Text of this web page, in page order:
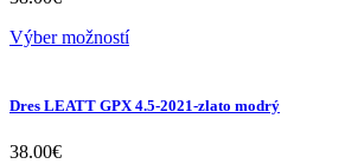
Výber možností
Dres LEATT GPX 4.5-2021-zlato modrý
38.00€